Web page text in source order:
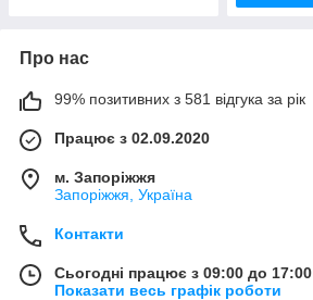
Про нас
99% позитивних з 581 відгука за рік
Працює з 02.09.2020
м. Запоріжжя
Запоріжжя, Україна
Контакти
Сьогодні працює з 09:00 до 17:00
Показати весь графік роботи